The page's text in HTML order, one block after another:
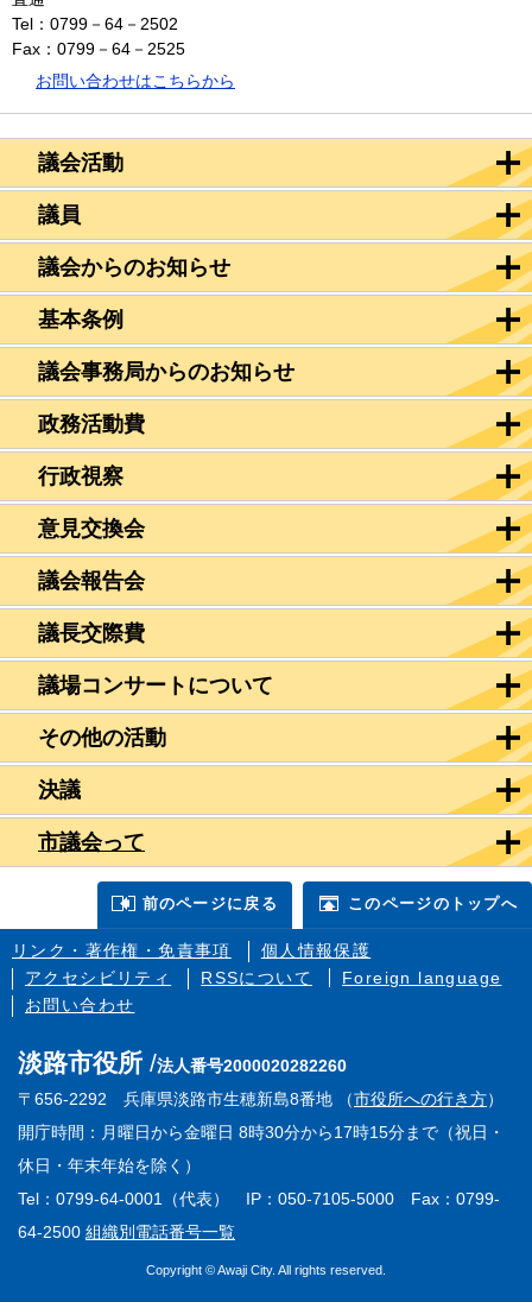
議会活動
議員
議会からのお知らせ
基本条例
議会事務局からのお知らせ
政務活動費
行政視察
意見交換会
議会報告会
議長交際費
議場コンサートについて
その他の活動
決議
市議会って
Tel：0799－64－2502
Fax：0799－64－2525
お問い合わせはこちらから
前のページに戻る このページのトップへ
リンク・著作権・免責事項
個人情報保護
アクセシビリティ
RSSについて
Foreign language
お問い合わせ
淡路市役所
法人番号2000020282260
〒656-2292 兵庫県淡路市生穂新島8番地 （市役所への行き方）
開庁時間：月曜日から金曜日 8時30分から17時15分まで（祝日・
休日・年末年始を除く）
Tel：0799-64-0001（代表） IP：050-7105-5000 Fax：0799-
64-2500 組織別電話番号一覧
Copyright © Awaji City. All rights reserved.